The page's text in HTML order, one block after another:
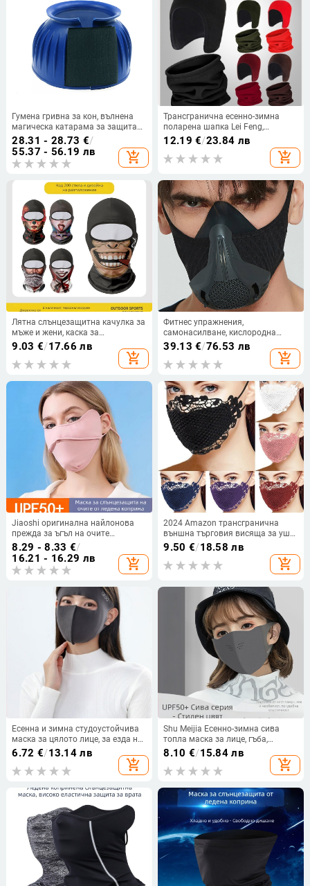
Гумена гривна за кон, вълнена
магическа катарама за защита
на подкова, комплект от две
части за лява и дясна част
Ac7045
28.31 - 28.73 €/
55.37 - 56.19 лв
add_shopping_cart
Трансгранична есенно-зимна
поларена шапка Lei Feng,
комбинирана с велосипед,
колоездене, удебелена кадифена
шапка, устойчива на студ,
12.19 €/23.84 лв
add_shopping_cart
Лятна слънцезащитна качулка за
мъже и жени, каска за
мотоциклет на открито,
подплатена качулка, забавна
маска за лице Facekini за
9.03 €/17.66 лв
add_shopping_cart
Фитнес упражнения,
самонасилване, кислородна
резистентна маска за
тренировки, кислороден контрол,
самонасилване, симулация на
тренировъчна маска
39.13 €/76.53 лв
add_shopping_cart
Jiaoshi оригинална найлонова
прежда за ъгъл на очите
слънцезащитен сенник маска за
жени дишаща ледена коприна
анти-ултравиолетова езда
триизмерна слънцезащитен
сенник маска
8.29 - 8.33 €/
16.21 - 16.29 лв
add_shopping_cart
2024 Amazon трансгранична
външна търговия висяща за уши
водоразтворима сандвич маска
против прах дантелена маска
9.50 €/18.58 лв
add_shopping_cart
Есенна и зимна студоустойчива
маска за цялото лице, за езда на
открито, ветроустойчива,
дишаща, еднокомпонентна маска
за цялото лице, лице Gini
6.72 €/13.14 лв
add_shopping_cart
Shu Meijia Есенно-зимна сива
топла маска за лице, гъба,
прахоустойчива, дишаща,
защита за очите, UV защита, 3D
праща се
8.10 €/15.84 лв
add_shopping_cart